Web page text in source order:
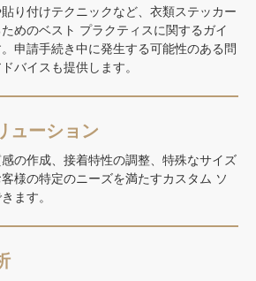
り付けテクニックなど、衣類ステッカー
めのベスト プラクティスに関するガイ
申請手続き中に発生する可能性のある問
バイスも提供します。
ューション
の作成、接着特性の調整、特殊なサイズ
様の特定のニーズを満たすカスタム ソ
ます。